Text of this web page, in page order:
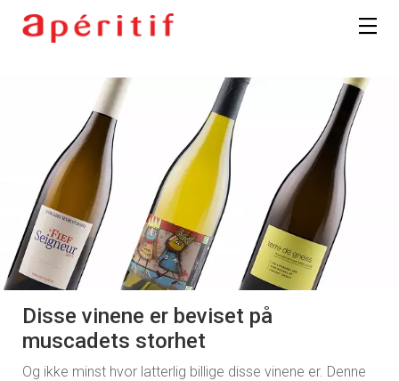
Disse vinene er beviset på
muscadets storhet
Og ikke minst hvor latterlig billige disse vinene er. Denne